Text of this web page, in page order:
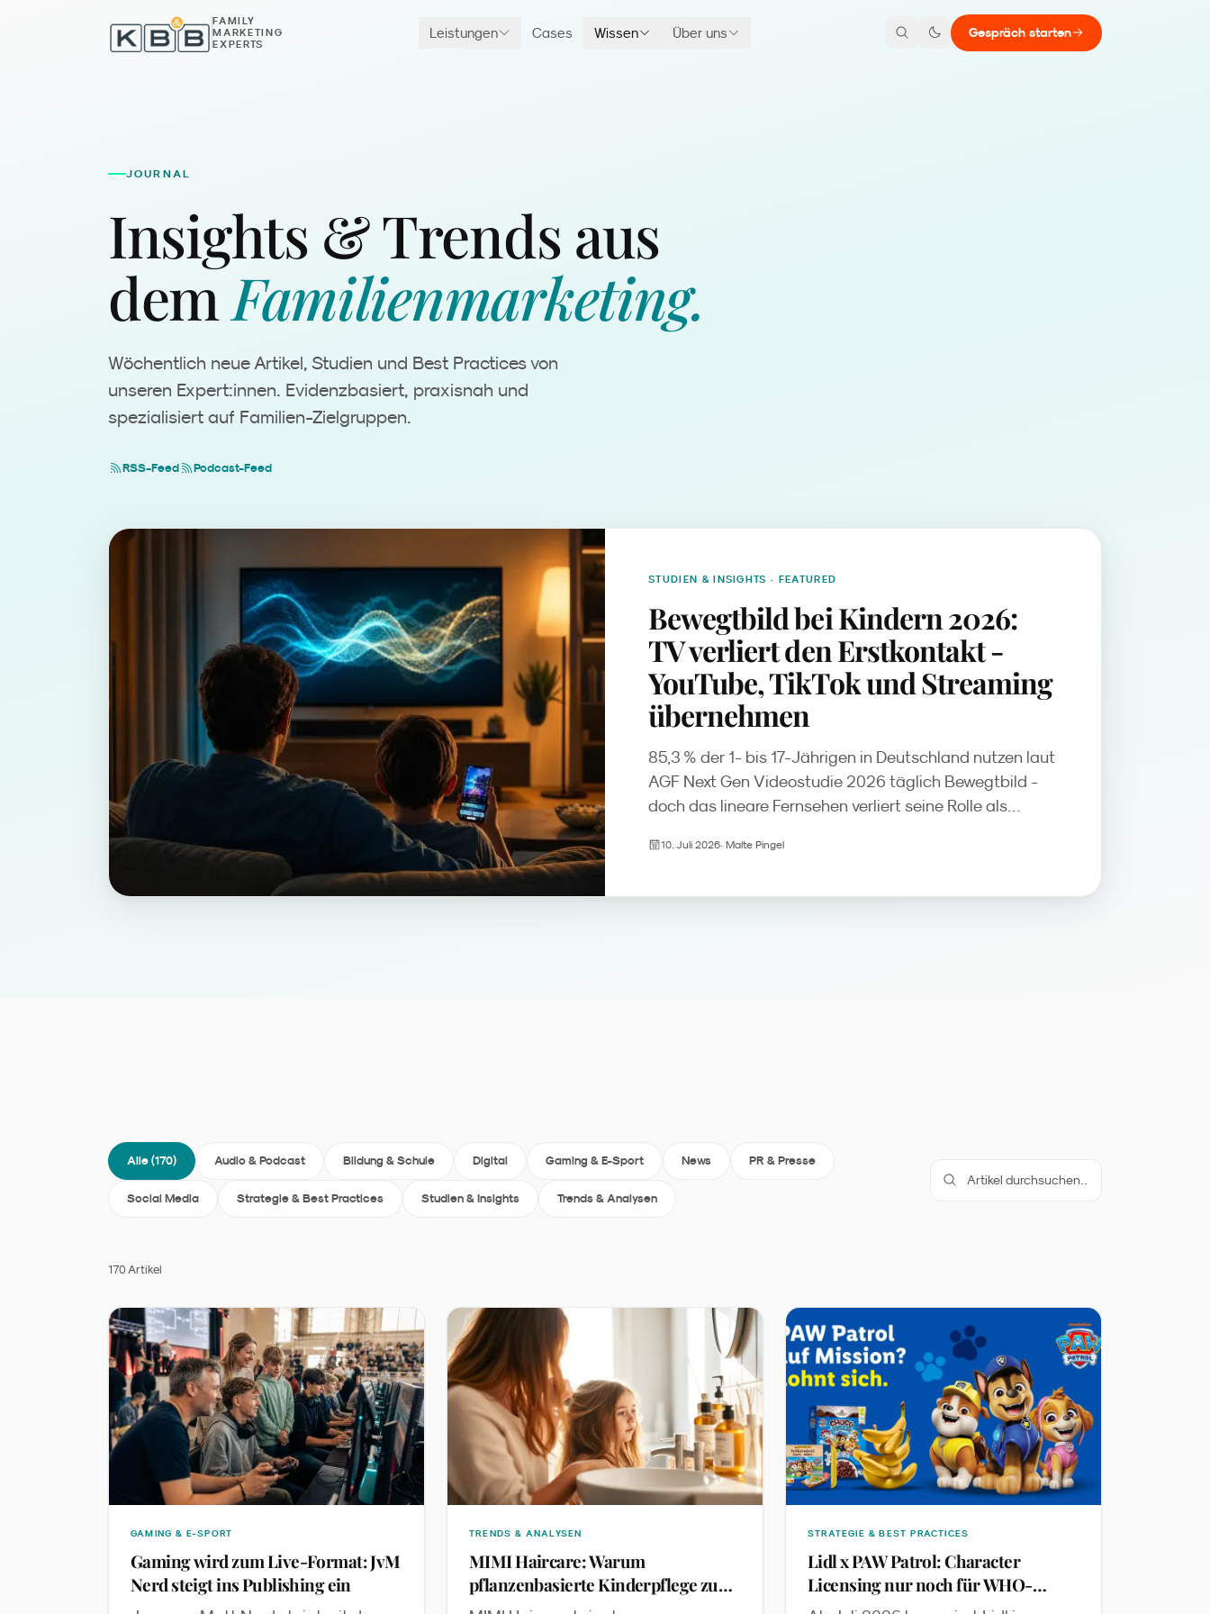
FAMILY
MARKETING
EXPERTS
Leistungen Cases Wissen Über uns Gespräch starten
JOURNAL
Insights & Trends aus
demFamilienmarketing.
Wöchentlich neue Artikel, Studien und Best Practices von
unseren Expert:innen. Evidenzbasiert, praxisnah und
spezialisiert auf Familien-Zielgruppen.
RSS-Feed Podcast-Feed
STUDIEN & INSIGHTS · FEATURED
Bewegtbild bei Kindern 2026:
TV verliert den Erstkontakt -
YouTube, TikTok und Streaming
übernehmen
85,3 % der 1- bis 17-Jährigen in Deutschland nutzen laut
AGF Next Gen Videostudie 2026 täglich Bewegtbild -
doch das lineare Fernsehen verliert seine Rolle als
übernehmen den Programmführer-Part, das TV-Gerät
10. Juli 2026· Malte Pingel
Alle (170) Audio & Podcast Bildung & Schule Digital Gaming & E-Sport News PR & Presse
Social Media Strategie & Best Practices Studien & Insights Trends & Analysen
170 Artikel
GAMING & E-SPORT
Gaming wird zum Live-Format: JvM
Nerd steigt ins Publishing ein
TRENDS & ANALYSEN
MIMI Haircare: Warum
pflanzenbasierte Kinderpflege zum
Wachstumsfeld wird
STRATEGIE & BEST PRACTICES
Lidl x PAW Patrol: Character
Licensing nur noch für WHO-
konforme Eigenmarken